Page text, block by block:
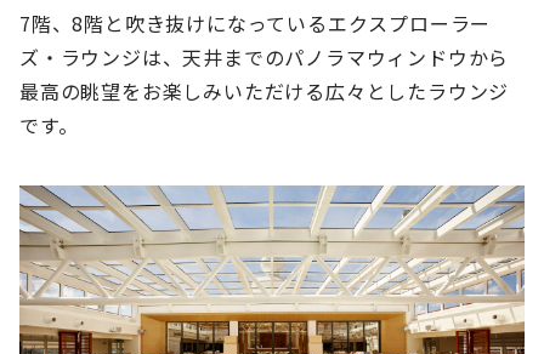
7階、8階と吹き抜けになっているエクスプローラー
ズ・ラウンジは、天井までのパノラマウィンドウから
最高の眺望をお楽しみいただける広々としたラウンジ
です。